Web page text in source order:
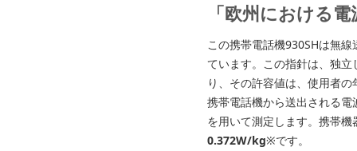
「欧州における
この携帯電話機930SHは無
ています。この指針は、独
り、その許容値は、使用者
携帯電話機から送出される
を用いて測定します。携帯機
0.372W/kg※です。